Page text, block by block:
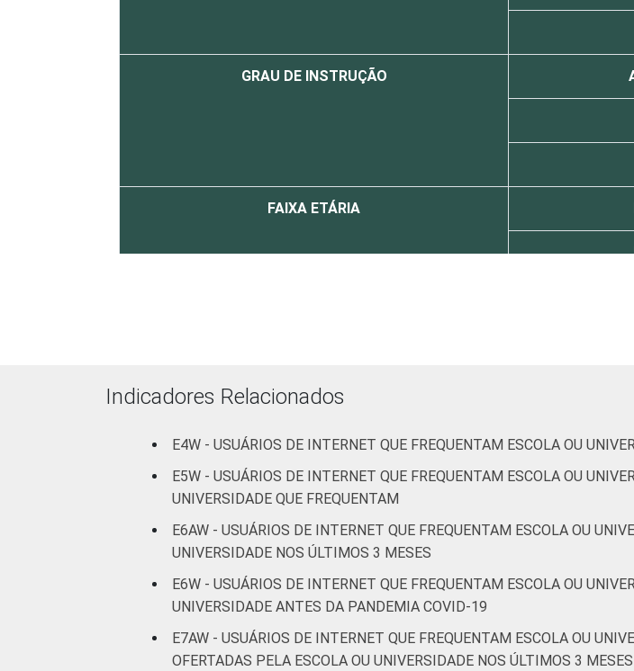
GRAU DE INSTRUÇÃO
FAIXA ETÁRIA
Internet no Brasil - Painel TIC COVID-19 - Edição 4.
Indicadores Relacionados
E4W - USUÁRIOS DE INTERNET QUE FREQUENTAM ESCOLA OU
E5W - USUÁRIOS DE INTERNET QUE FREQUENTAM ESCOLA OU
UNIVERSIDADE QUE FREQUENTAM
E6AW - USUÁRIOS DE INTERNET QUE FREQUENTAM ESCOLA OU
UNIVERSIDADE NOS ÚLTIMOS 3 MESES
E6W - USUÁRIOS DE INTERNET QUE FREQUENTAM ESCOLA OU
UNIVERSIDADE ANTES DA PANDEMIA COVID-19
E7AW - USUÁRIOS DE INTERNET QUE FREQUENTAM ESCOLA OU
OFERTADAS PELA ESCOLA OU UNIVERSIDADE NOS ÚLTIMOS 3 MESES